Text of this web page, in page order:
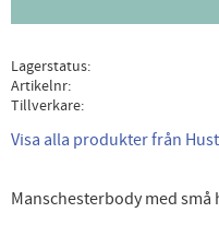
Lagerstatus
Artikelnr
Tillverkare
Visa alla produkter från
Manschesterbody med